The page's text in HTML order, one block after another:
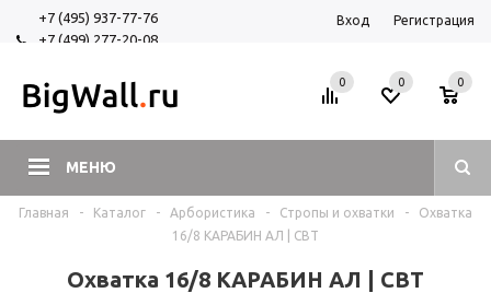
+7 (495) 937-77-76
+7 (499) 277-20-08
Вход Регистрация
МЕНЮ
0 0
0
Главная - Каталог - Арбористика - Стропы и охватки -
Охватка
16/8 КАРАБИН АЛ | СВТ
Охватка 16/8 КАРАБИН АЛ | СВТ